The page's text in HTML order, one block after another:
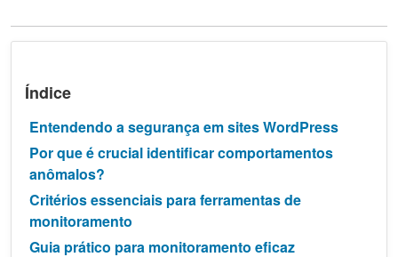
Índice
Entendendo a segurança em sites WordPress
Por que é crucial identificar comportamentos
anômalos?
Critérios essenciais para ferramentas de
monitoramento
Guia prático para monitoramento eficaz